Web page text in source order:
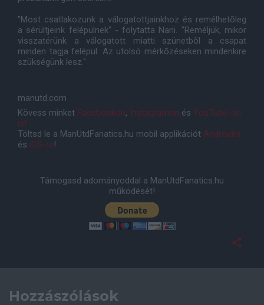
"Most csatlakozunk a válogatottjainkhoz és remélhetõleg
a sérültjeink felépülnek" - folytatta Nani. "Reméljük, mikor
visszatérünk a válogatott miatti szünetbõl a csapat
minden tagja felépül. Az utolsó mérkõzéseken mindenkire
szükségünk lesz."
manutd.com
Kövess minket Facebookon, Instagramon és YouTube-on
is!
Töltsd le a ManUtdFanatics.hu mobil applikációt Androidra
és iOS-re!
Támogasd adományoddal a ManUtdFanatics.hu
működését!
Hozzászólások